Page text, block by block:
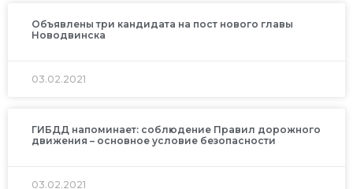
Объявлены три кандидата на пост нового главы
Новодвинска
03.02.2021
ГИБДД напоминает: соблюдение Правил дорожного
движения – основное условие безопасности
03.02.2021